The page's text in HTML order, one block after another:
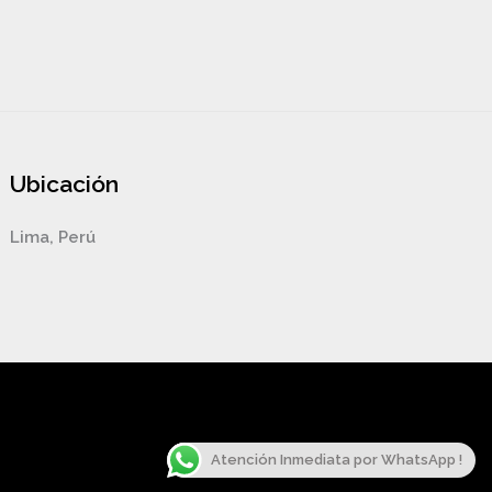
Ubicación
Lima, Perú
Atención Inmediata por WhatsApp !